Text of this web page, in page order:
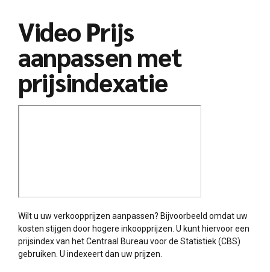
Video Prijs
aanpassen met
prijsindexatie
Wilt u uw verkoopprijzen aanpassen? Bijvoorbeeld omdat uw
kosten stijgen door hogere inkoopprijzen. U kunt hiervoor een
prijsindex van het Centraal Bureau voor de Statistiek (CBS)
gebruiken. U indexeert dan uw prijzen.